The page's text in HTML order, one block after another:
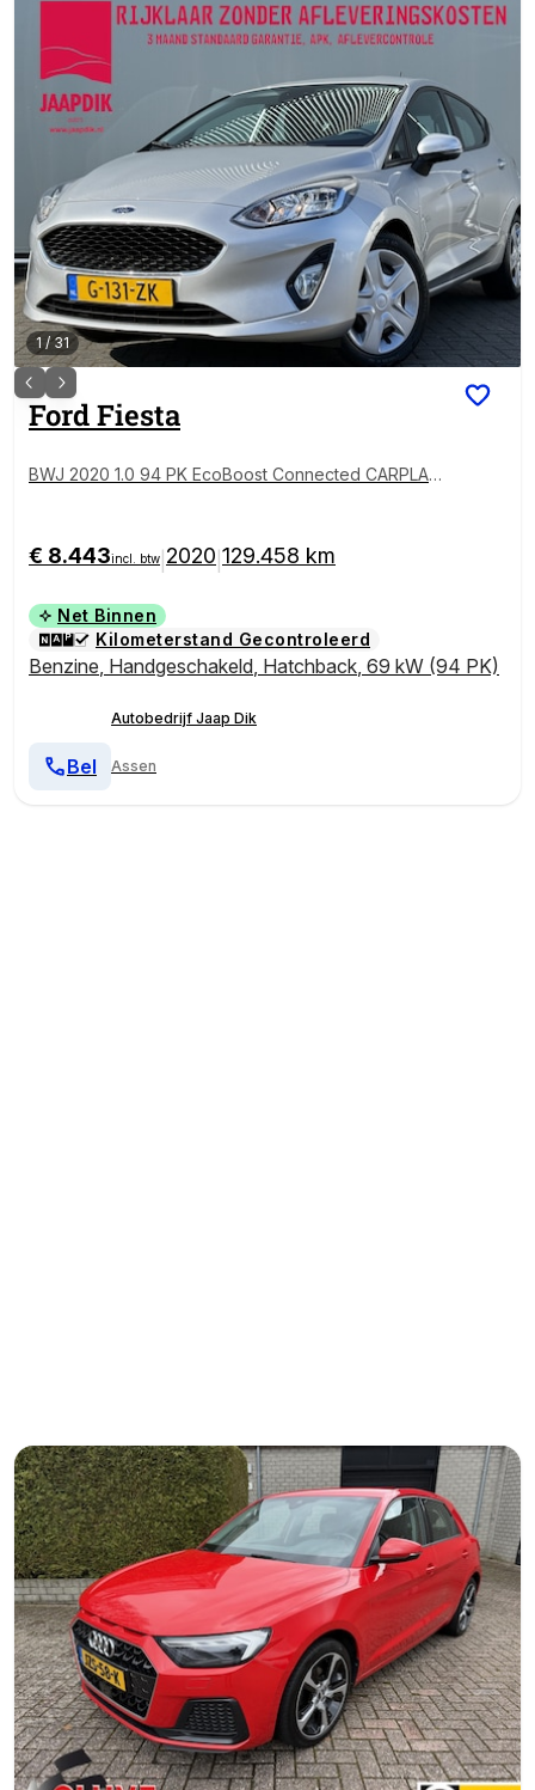
1 /31
FordFiesta
BWJ 2020 1.0 94 PK EcoBoost Connected CARPLAY
€ 8.443incl. btw 2020 129.458 km
Net Binnen
Kilometerstand Gecontroleerd
Benzine, Handgeschakeld, Hatchback, 69 kW (94 PK)
Autobedrijf Jaap Dik
Assen
Bel